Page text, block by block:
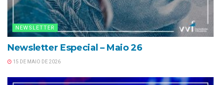
NEWSLETTER
Newsletter Especial – Maio 26
15 DE MAIO DE 2026